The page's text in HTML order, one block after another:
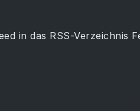
in das RSS-Verzeichnis